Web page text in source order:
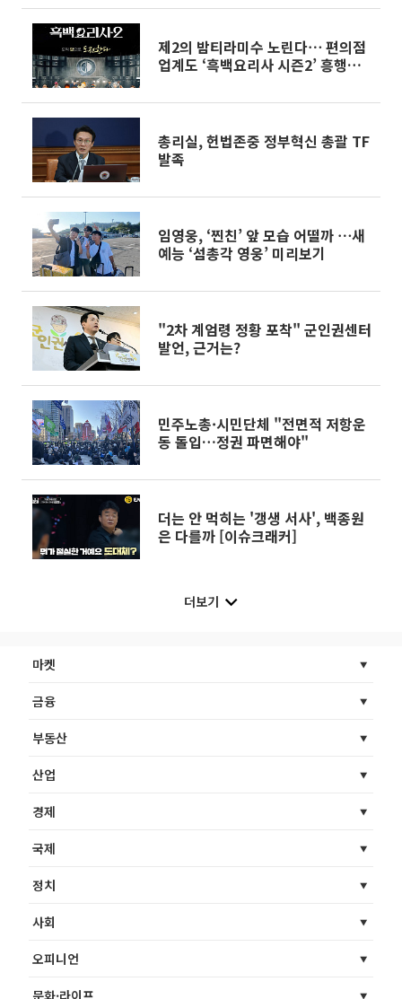
제2의 밤티라미수 노린다⋯ 편의점
업계도 ‘흑백요리사 시즌2’ 흥행에
총리실, 헌법존중 정부혁신 총괄 TF
발족
임영웅, ‘찐친’ 앞 모습 어떨까 ⋯새
예능 ‘섬총각 영웅’ 미리보기
"2차 계엄령 정황 포착" 군인권센터
발언, 근거는?
민주노총·시민단체 "전면적 저항운
동 돌입…정권 파면해야"
더는 안 먹히는 '갱생 서사', 백종원
은 다를까 [이슈크래커]
더보기
마켓
금융
부동산
산업
경제
국제
정치
사회
오피니언
문화·라이프